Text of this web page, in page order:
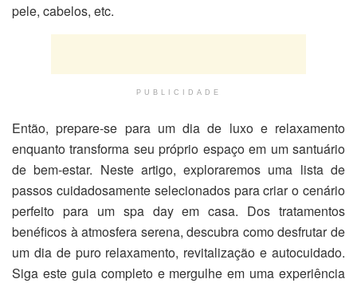
pele, cabelos, etc.
PUBLICIDADE
Então, prepare-se para um dia de luxo e relaxamento
enquanto transforma seu próprio espaço em um santuário
de bem-estar. Neste artigo, exploraremos uma lista de
passos cuidadosamente selecionados para criar o cenário
perfeito para um spa day em casa. Dos tratamentos
benéficos à atmosfera serena, descubra como desfrutar de
um dia de puro relaxamento, revitalização e autocuidado.
Siga este guia completo e mergulhe em uma experiência